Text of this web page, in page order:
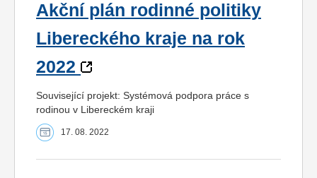
Akční plán rodinné politiky
Libereckého kraje na rok
2022
Související projekt: Systémová podpora práce s
rodinou v Libereckém kraji
17. 08. 2022